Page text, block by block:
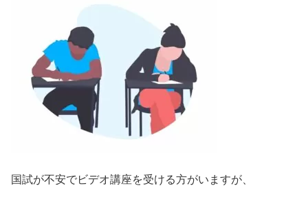
国試が不安でビデオ講座を受ける方がいますが、